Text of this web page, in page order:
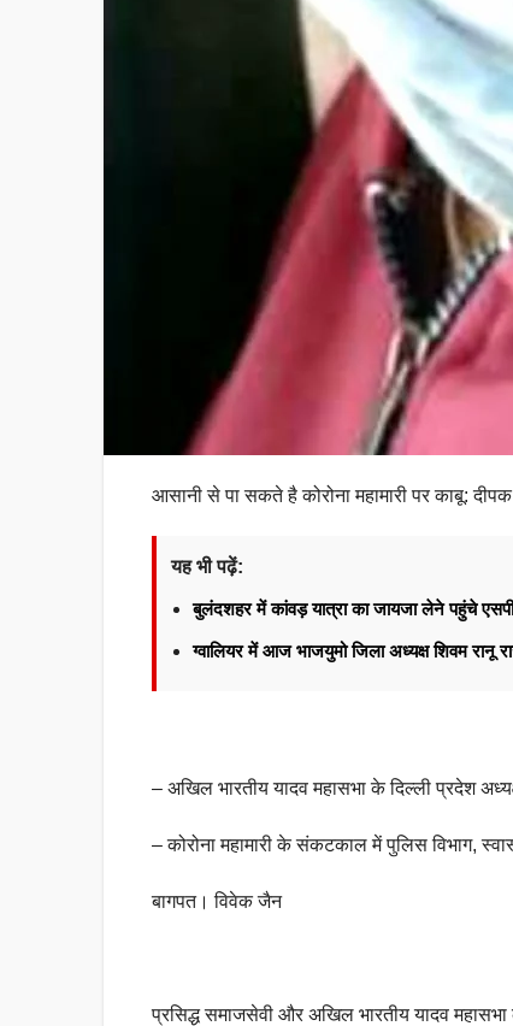
आसानी से पा सकते है कोरोना महामारी पर काबू:
यह भी पढ़ें:
बुलंदशहर में कांवड़ यात्रा का जायजा लेने पहुंचे एसपी
ग्वालियर में आज भाजयुमो जिला अध्यक्ष शिवम रानू
– अखिल भारतीय यादव महासभा के दिल्ली प्रदेश
– कोरोना महामारी के संकटकाल में पुलिस विभाग,
बागपत। विवेक जैन
प्रसिद्ध समाजसेवी और अखिल भारतीय यादव महासभा